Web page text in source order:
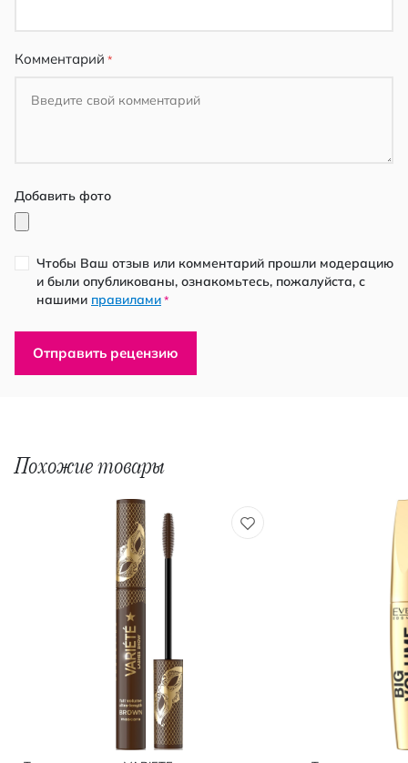
Комментарий
Добавить фото
Чтобы Ваш отзыв или комментарий прошли модерацию
и были опубликованы, ознакомьтесь, пожалуйста, с
нашими правилами *
Отправить рецензию
Похожие товары